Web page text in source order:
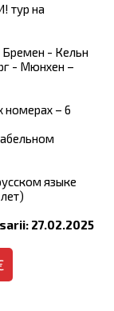
тур на
- Кельн
- Мюнхен –
номерах – 6
языке
27.02.2025